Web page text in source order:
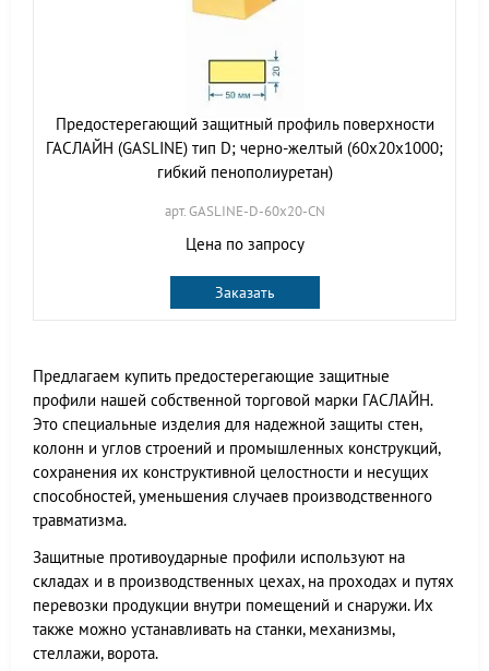
Предостерегающий защитный профиль поверхности
ГАСЛАЙН (GASLINE) тип D; черно-желтый (60х20х1000;
гибкий пенополиуретан)
арт. GASLINE-D-60х20-CN
Цена по запросу
Заказать
Предлагаем купить предостерегающие защитные
профили нашей собственной торговой марки ГАСЛАЙН.
Это специальные изделия для надежной защиты стен,
колонн и углов строений и промышленных конструкций,
сохранения их конструктивной целостности и несущих
способностей, уменьшения случаев производственного
травматизма.
Защитные противоударные профили используют на
складах и в производственных цехах, на проходах и путях
перевозки продукции внутри помещений и снаружи. Их
также можно устанавливать на станки, механизмы,
стеллажи, ворота.